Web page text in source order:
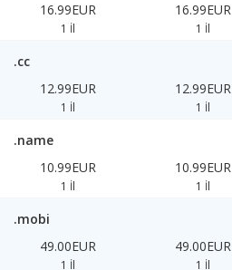
16.99EUR
1 İl
16.99EUR
1 İl
.cc
12.99EUR
1 İl
12.99EUR
1 İl
.name
10.99EUR
1 İl
10.99EUR
1 İl
.mobi
49.00EUR
1 İl
49.00EUR
1 İl